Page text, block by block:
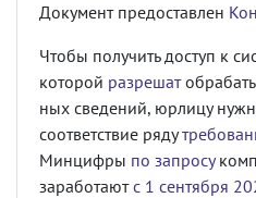
Документ предоставлен
Чтобы получить доступ к
которой разрешат
ных сведений, юрлицу
соответствие ряду
Минцифры по запросу
заработаютс 1 сентября